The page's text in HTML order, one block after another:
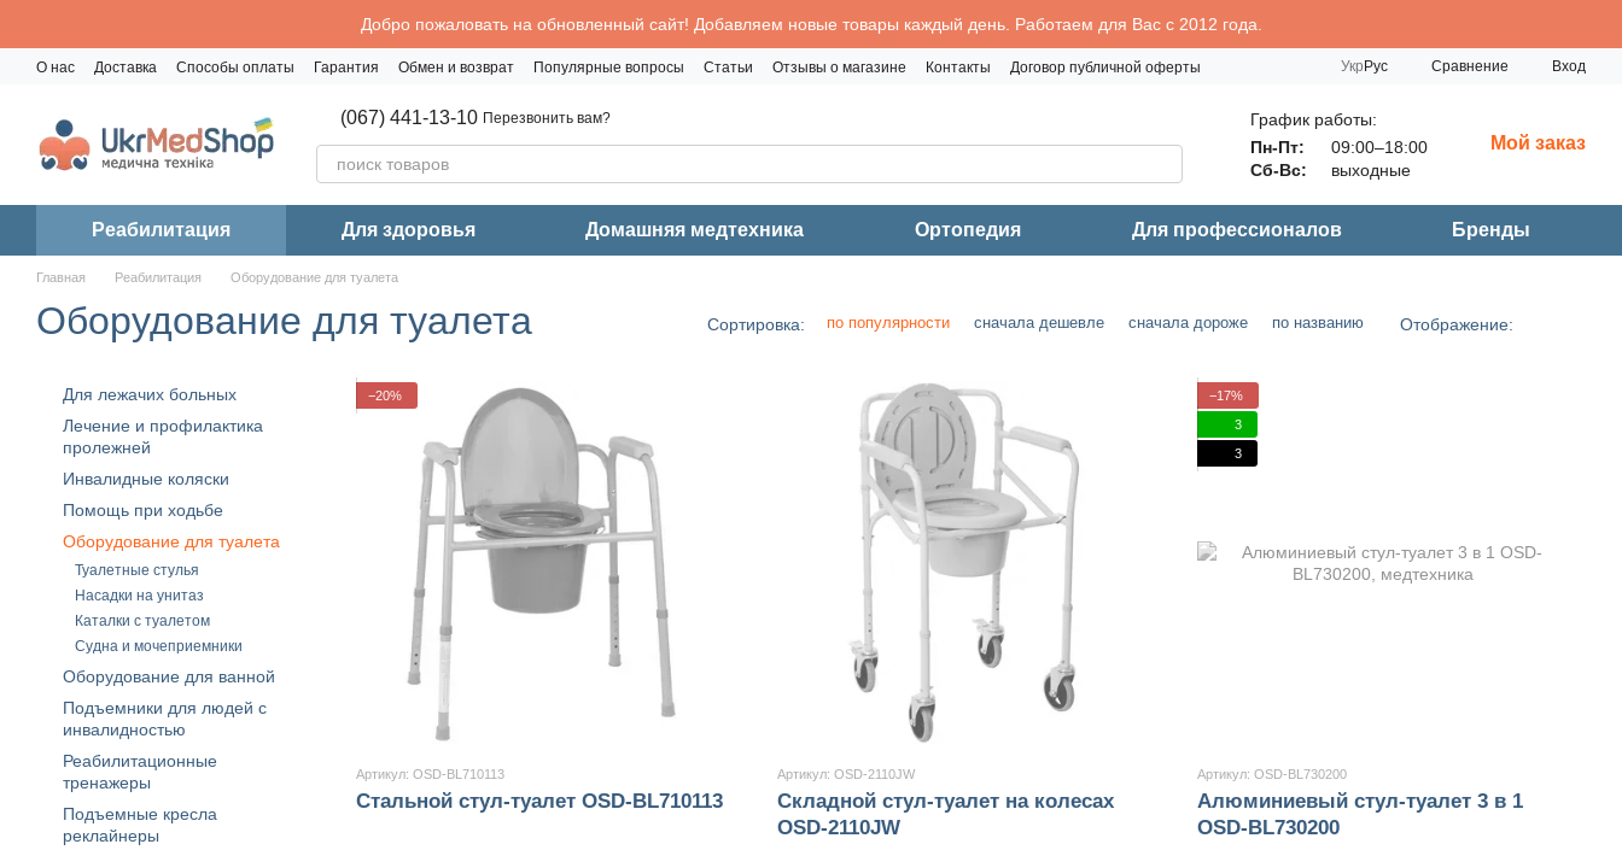
Добро пожаловать на обновленный сайт! Добавляем новые товары каждый день. Работаем для Вас с 2012 года.
О нас Доставка Способы оплаты Гарантия Обмен и возврат Популярные вопросы Статьи Отзывы о магазине Контакты
Договор публичной оферты
Укр Рус Сравнение Вход
(067) 441-13-10 Перезвонить вам?
График работы:
Пн-Пт:
09:00–18:00
Сб-Вс:
выходные
Мой заказ
Реабилитация Для здоровья Домашняя медтехника Ортопедия Для профессионалов Бренды
Главная Реабилитация Оборудование для туалета
Оборудование для туалета Сортировка: по популярности сначала дешевле сначала дороже по названию Отображение:
−20%
Артикул: OSD-BL710113
Стальной стул-туалет OSD-BL710113
Артикул: OSD-2110JW
Складной стул-туалет на колесах
OSD-2110JW
−17%
3
3
Артикул: OSD-BL730200
Алюминиевый стул-туалет 3 в 1
OSD-BL730200
Для лежачих больных
Лечение и профилактика
пролежней
Инвалидные коляски
Помощь при ходьбе
Оборудование для туалета
Туалетные стулья
Насадки на унитаз
Каталки с туалетом
Судна и мочеприемники
Оборудование для ванной
Подъемники для людей с
инвалидностью
Реабилитационные
тренажеры
Подъемные кресла
реклайнеры